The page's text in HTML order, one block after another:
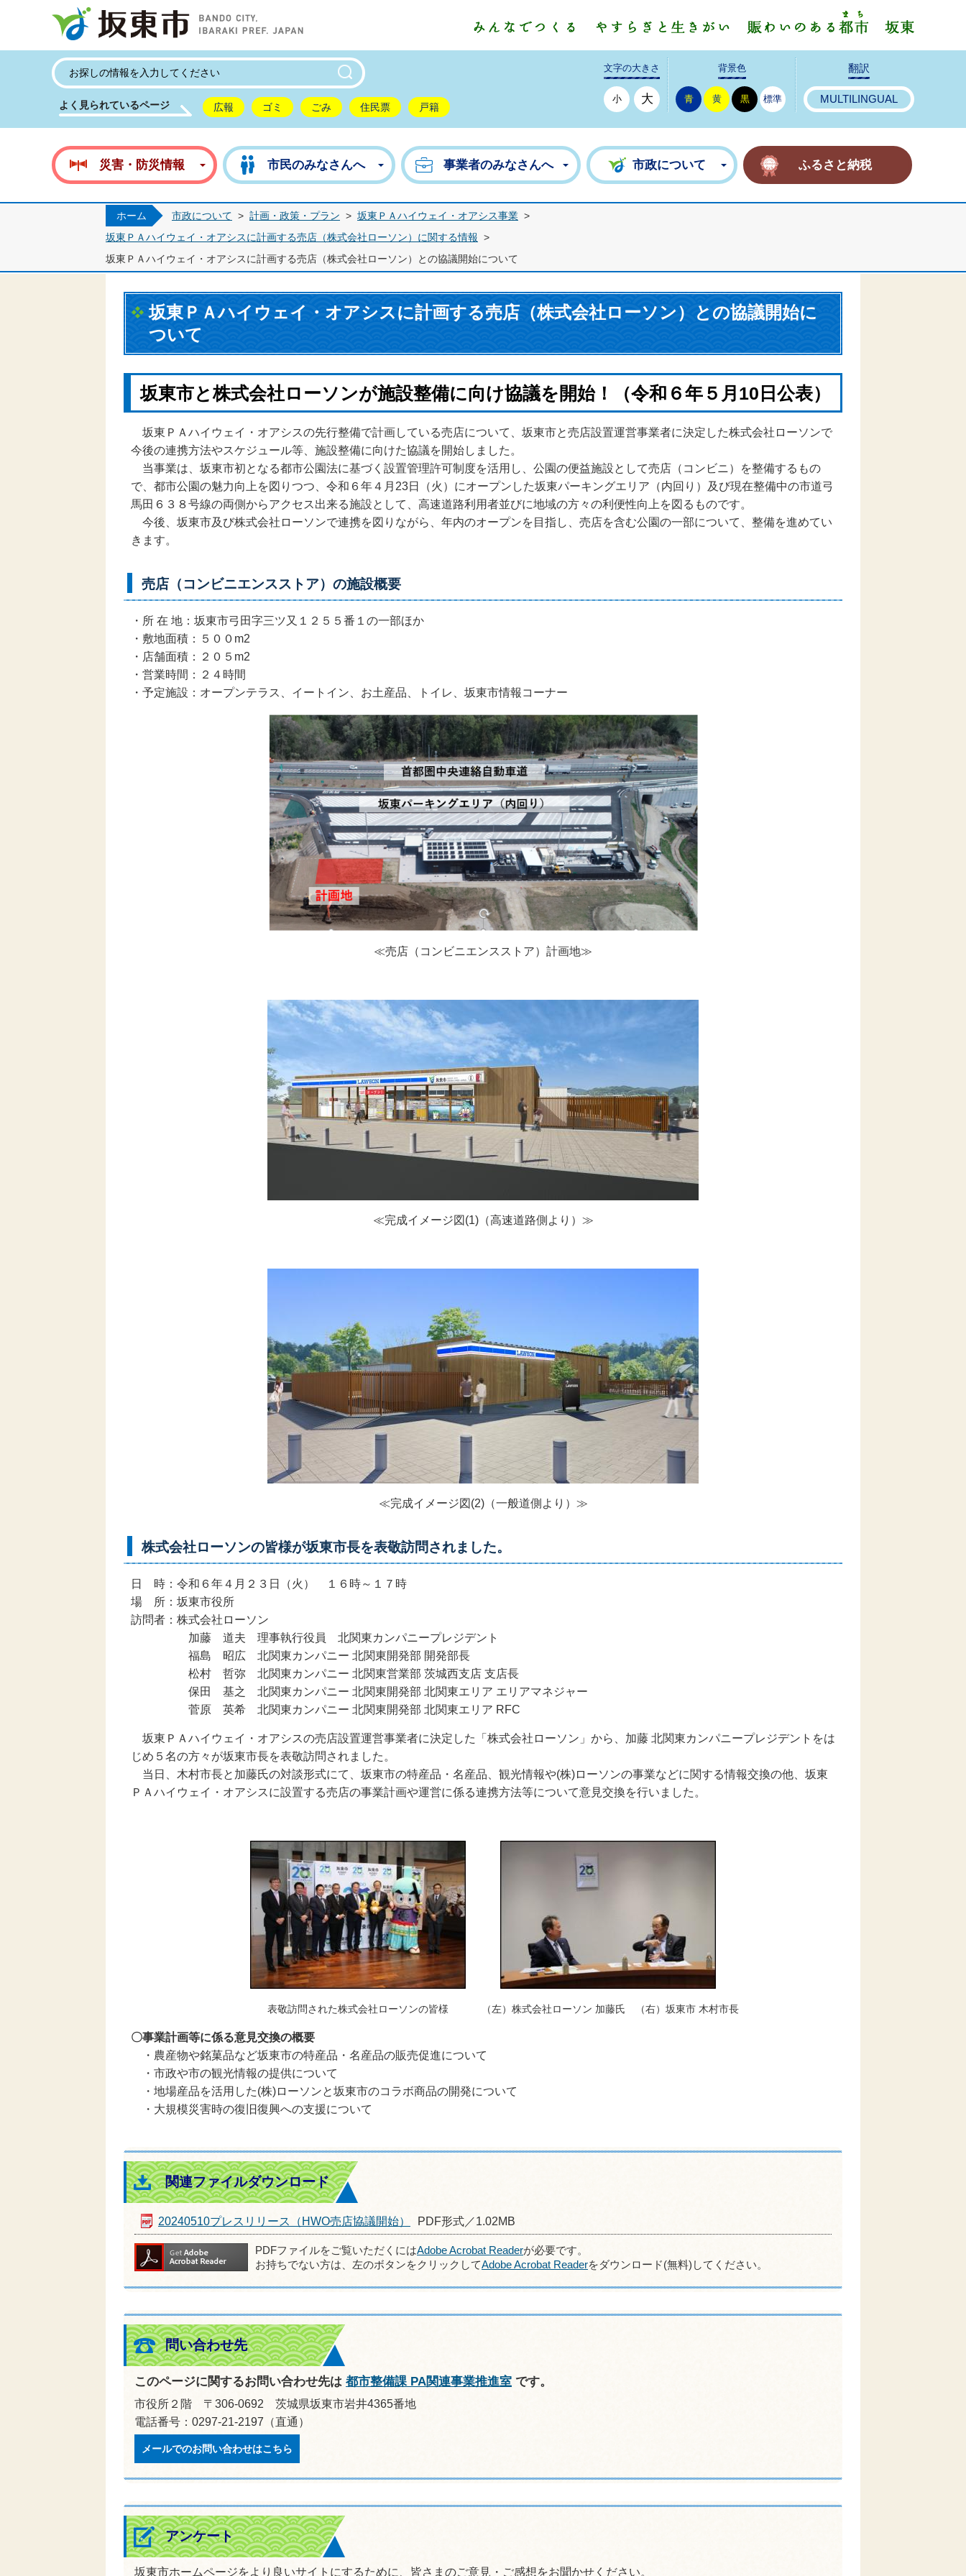
よく見られているページ 広報 ゴミ ごみ 住民票 戸籍
文字の大きさ
小 大
背景色
青 黄 黒 標準
翻訳
MULTILINGUAL
災害・防災情報 市民のみなさんへ 事業者のみなさんへ 市政について ふるさと納税
ホーム 市政について > 計画・政策・プラン > 坂東ＰＡハイウェイ・オアシス事業 >
坂東ＰＡハイウェイ・オアシスに計画する売店（株式会社ローソン）に関する情報 >
坂東ＰＡハイウェイ・オアシスに計画する売店（株式会社ローソン）との協議開始について
坂東ＰＡハイウェイ・オアシスに計画する売店（株式会社ローソン）との協議開始に
ついて
坂東市と株式会社ローソンが施設整備に向け協議を開始！（令和６年５月10 日公表）
坂東ＰＡハイウェイ・オアシスの先行整備で計画している売店について、坂東市と売店設置運営事業者に決定した株式会社ローソンで
今後の連携方法やスケジュール等、施設整備に向けた協議を開始しました。
当事業は、坂東市初となる都市公園法に基づく設置管理許可制度を活用し、公園の便益施設として売店（コンビニ）を整備するもの
で、都市公園の魅力向上を図りつつ、令和６年４月23日（火）にオープンした坂東パーキングエリア（内回り）及び現在整備中の市道弓
馬田６３８号線の両側からアクセス出来る施設として、高速道路利用者並びに地域の方々の利便性向上を図るものです。
今後、坂東市及び株式会社ローソンで連携を図りながら、年内のオープンを目指し、売店を含む公園の一部について、整備を進めてい
きます。
売店（コンビニエンスストア）の施設概要
・所 在 地：坂東市弓田字三ツ又１２５５番１の一部ほか
・敷地面積：５００m2
・店舗面積：２０５m2
・営業時間：２４時間
・予定施設：オープンテラス、イートイン、お土産品、トイレ、坂東市情報コーナー
≪売店（コンビニエンスストア）計画地≫
≪完成イメージ図(1)（高速道路側より）≫
≪完成イメージ図(2)（一般道側より）≫
株式会社ローソンの皆様が坂東市長を表敬訪問されました。
日 時：令和６年４月２３日（火） １６時～１７時
場 所：坂東市役所
訪問者：株式会社ローソン
加藤 道夫 理事執行役員 北関東カンパニープレジデント
福島 昭広 北関東カンパニー 北関東開発部 開発部長
松村 哲弥 北関東カンパニー 北関東営業部 茨城西支店 支店長
保田 基之 北関東カンパニー 北関東開発部 北関東エリア エリアマネジャー
菅原 英希 北関東カンパニー 北関東開発部 北関東エリア RFC
坂東ＰＡハイウェイ・オアシスの売店設置運営事業者に決定した「株式会社ローソン」から、加藤 北関東カンパニープレジデントをは
じめ５名の方々が坂東市長を表敬訪問されました。
当日、木村市長と加藤氏の対談形式にて、坂東市の特産品・名産品、観光情報や(株)ローソンの事業などに関する情報交換の他、坂東
ＰＡハイウェイ・オアシスに設置する売店の事業計画や運営に係る連携方法等について意見交換を行いました。
表敬訪問された株式会社ローソンの皆様 （左）株式会社ローソン 加藤氏 （右）坂東市 木村市長
〇事業計画等に係る意見交換の概要
・農産物や銘菓品など坂東市の特産品・名産品の販売促進について
・市政や市の観光情報の提供について
・地場産品を活用した(株)ローソンと坂東市のコラボ商品の開発について
・大規模災害時の復旧復興への支援について
関連ファイルダウンロード
20240510プレスリリース（HWO売店協議開始） PDF形式／1.02MB
PDFファイルをご覧いただくにはAdobe Acrobat Readerが必要です。
お持ちでない方は、左のボタンをクリックしてAdobe Acrobat Readerをダウンロード(無料)してください。
問い合わせ先
このページに関するお問い合わせ先は 都市整備課 PA関連事業推進室 です。
市役所２階 〒306-0692 茨城県坂東市岩井4365番地
電話番号：0297-21-2197（直通）
メールでのお問い合わせはこちら
アンケート
坂東市ホームページをより良いサイトにするために、皆さまのご意見・ご感想をお聞かせください。